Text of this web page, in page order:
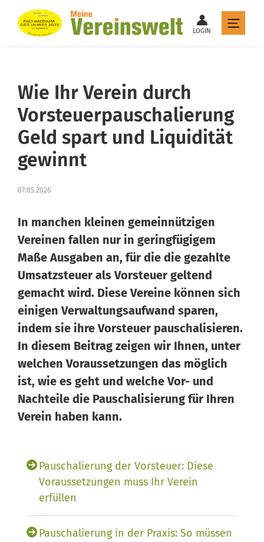
LOGIN
Wie Ihr Verein durch
Vorsteuerpauschalierung
Geld spart und Liquidität
gewinnt
07.05.2026
In manchen kleinen gemeinnützigen
Vereinen fallen nur in geringfügigem
Maße Ausgaben an, für die die gezahlte
Umsatzsteuer als Vorsteuer geltend
gemacht wird. Diese Vereine können sich
einigen Verwaltungsaufwand sparen,
indem sie ihre Vorsteuer pauschalisieren.
In diesem Beitrag zeigen wir Ihnen, unter
welchen Voraussetzungen das möglich
ist, wie es geht und welche Vor- und
Nachteile die Pauschalisierung für Ihren
Verein haben kann.
Pauschalierung der Vorsteuer: Diese
Voraussetzungen muss Ihr Verein
erfüllen
Pauschalierung in der Praxis: So müssen
Wissen von Vero Ihr KI-Agent
Hallo, ich bin Vero Ihr digitaler Vereinshelfer in Meine
Vereinswelt. Ich gebe Ihnen schnell Antworten aus dem
unsere 14 Experten wenden – sie stehen Ihnen persönlich
mit Rat und Tat zur Seite.